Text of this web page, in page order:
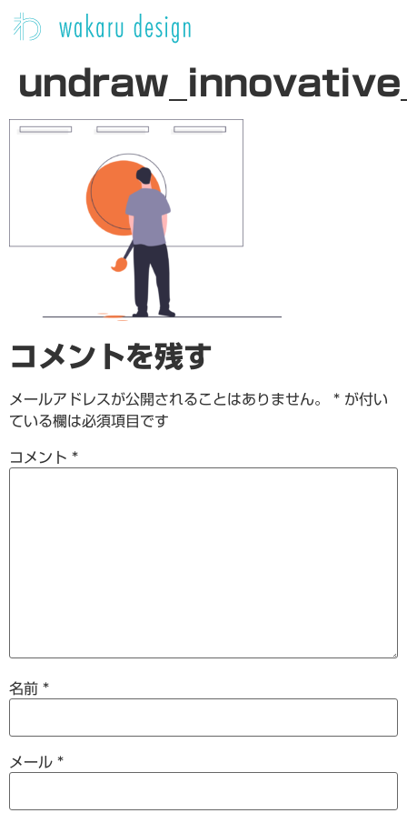
コメントを残す
メールアドレスが公開されることはありません。 * が付い
ている欄は必須項目です
コメント *
名前 *
メール *